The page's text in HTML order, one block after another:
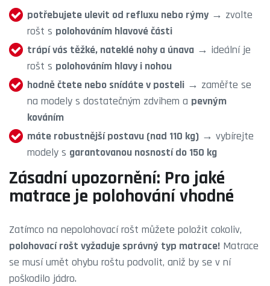
potřebujete ulevit od refluxu nebo rýmy → zvolte
rošt s polohováním hlavové části
trápí vás těžké, nateklé nohy a únava → ideální je
rošt s polohováním hlavy i nohou
hodně čtete nebo snídáte v posteli → zaměřte se
na modely s dostatečným zdvihem a pevným
kováním
máte robustnější postavu (nad 110 kg) → vybírejte
modely s garantovanou nosností do 150 kg
Zásadní upozornění: Pro jaké
matrace je polohování vhodné
Zatímco na nepolohovací rošt můžete položit cokoliv,
polohovací rošt vyžaduje správný typ matrace! Matrace
se musí umět ohybu roštu podvolit, aniž by se v ní
poškodilo jádro.